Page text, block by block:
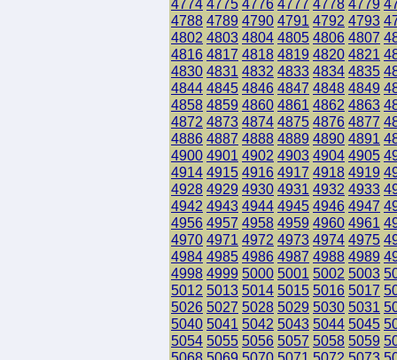
4774 4775 4776 4777 4778 4779
4788 4789 4790 4791 4792 4793
4802 4803 4804 4805 4806 4807
4816 4817 4818 4819 4820 4821
4830 4831 4832 4833 4834 4835
4844 4845 4846 4847 4848 4849
4858 4859 4860 4861 4862 4863
4872 4873 4874 4875 4876 4877
4886 4887 4888 4889 4890 4891
4900 4901 4902 4903 4904 4905
4914 4915 4916 4917 4918 4919
4928 4929 4930 4931 4932 4933
4942 4943 4944 4945 4946 4947
4956 4957 4958 4959 4960 4961
4970 4971 4972 4973 4974 4975
4984 4985 4986 4987 4988 4989
4998 4999 5000 5001 5002 5003
5012 5013 5014 5015 5016 5017
5026 5027 5028 5029 5030 5031
5040 5041 5042 5043 5044 5045
5054 5055 5056 5057 5058 5059